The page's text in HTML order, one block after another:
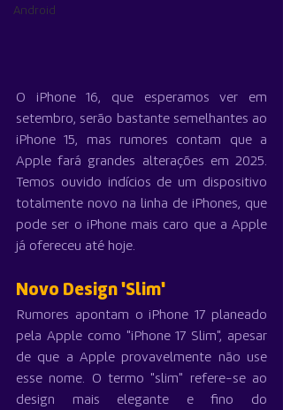
Android
O iPhone 16, que esperamos ver em
setembro, serão bastante semelhantes ao
iPhone 15, mas rumores contam que a
Apple fará grandes alterações em 2025.
Temos ouvido indícios de um dispositivo
totalmente novo na linha de iPhones, que
pode ser o ‌iPhone‌ mais caro que a Apple
já ofereceu até hoje.
Novo Design 'Slim'
Rumores apontam o iPhone 17 planeado
pela Apple como "iPhone 17 Slim", apesar
de que a Apple provavelmente não use
esse nome. O termo "slim" refere-se ao
design mais elegante e fino do